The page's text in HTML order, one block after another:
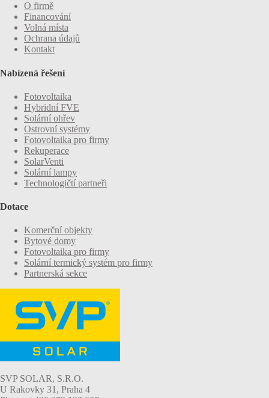
O firmě
Financování
Volná místa
Ochrana údajů
Kontakt
Nabízená řešení
Fotovoltaika
Hybridní FVE
Solární ohřev
Ostrovní systémy
Fotovoltaika pro firmy
Rekuperace
SolarVenti
Solární lampy
Technologičtí partneři
Dotace
Komerční objekty
Bytové domy
Fotovoltaika pro firmy
Solární termický systém pro firmy
Partnerská sekce
SVP SOLAR, S.R.O.
U Rakovky 31, Praha 4